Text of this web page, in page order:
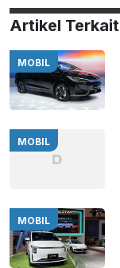
Artikel Terkait
MOBIL
MOBIL
MOBIL